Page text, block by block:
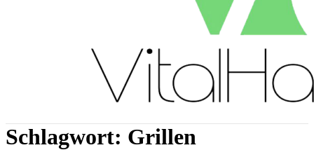
Schlagwort: Grillen